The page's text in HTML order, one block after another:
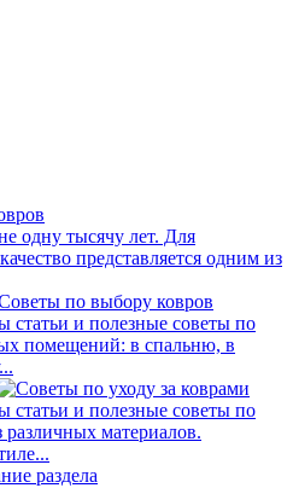
одну тысячу лет. Для
представляется одним из
статьи и полезные советы по
помещений: в спальню, в
статьи и полезные советы по
различных материалов.
раздела